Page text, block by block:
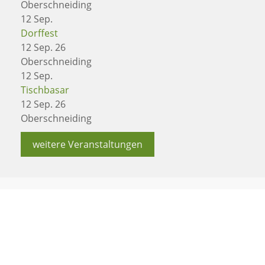
Oberschneiding
12 Sep.
Dorffest
12 Sep. 26
Oberschneiding
12 Sep.
Tischbasar
12 Sep. 26
Oberschneiding
weitere Veranstaltungen